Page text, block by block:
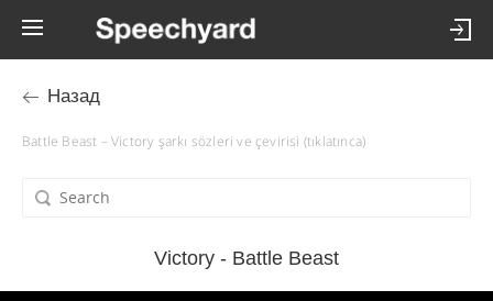
Назад
Battle Beast – Victory şarkı sözleri ve çevirisi (tıklatınca)
Victory - Battle Beast